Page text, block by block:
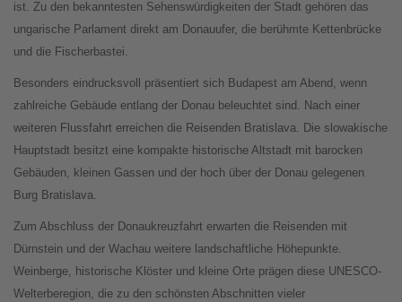
ist. Zu den bekanntesten Sehenswürdigkeiten der Stadt gehören das
ungarische Parlament direkt am Donauufer, die berühmte Kettenbrücke
und die Fischerbastei.
Besonders eindrucksvoll präsentiert sich Budapest am Abend, wenn
zahlreiche Gebäude entlang der Donau beleuchtet sind. Nach einer
weiteren Flussfahrt erreichen die Reisenden Bratislava. Die slowakische
Hauptstadt besitzt eine kompakte historische Altstadt mit barocken
Gebäuden, kleinen Gassen und der hoch über der Donau gelegenen
Burg Bratislava.
Zum Abschluss der Donaukreuzfahrt erwarten die Reisenden mit
Dürnstein und der Wachau weitere landschaftliche Höhepunkte.
Weinberge, historische Klöster und kleine Orte prägen diese UNESCO-
Welterberegion, die zu den schönsten Abschnitten vieler